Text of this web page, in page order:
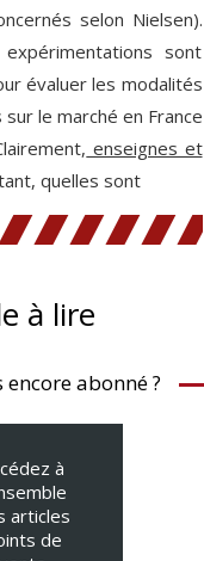
selon Nielsen).
sont
évaluer les modalités
le marché en France
enseignes et
quelles sont
à lire
encore abonné ?
à
articles
de